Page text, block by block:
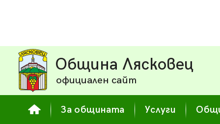
Община Лясковец
официален сайт
За общината Услуги